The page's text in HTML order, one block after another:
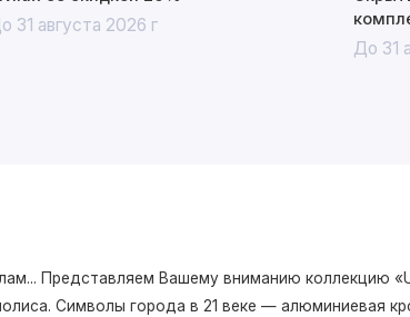
31 августа 2026 г
До 31
Представляем Вашему вниманию коллекцию
Символы города в 21 веке — алюминиевая